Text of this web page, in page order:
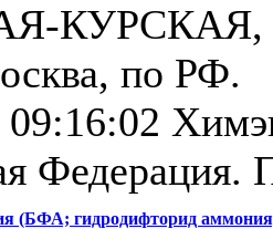
КУРСКАЯ,
по РФ.
09:16:02
Федерация.
(БФА; гидродифторид